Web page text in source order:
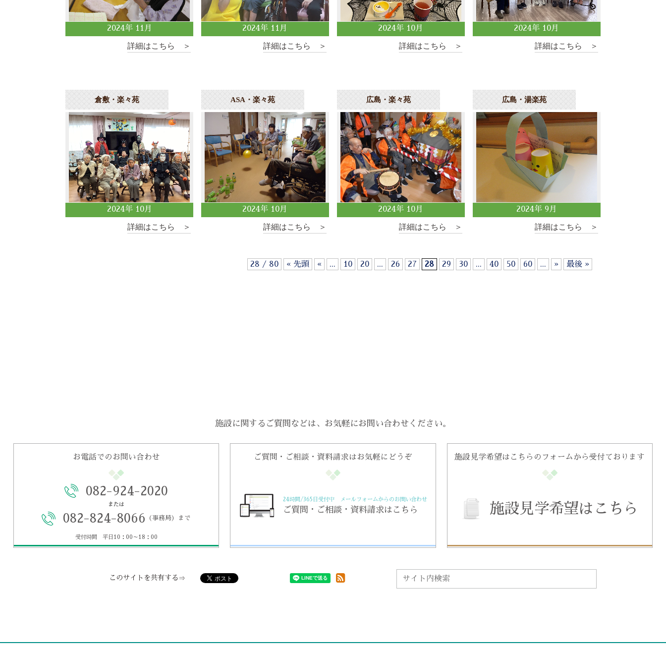
2024年 11月
詳細はこちら ＞
2024年 11月
詳細はこちら ＞
2024年 10月
詳細はこちら ＞
2024年 10月
詳細はこちら ＞
倉敷・楽々苑
2024年 10月
詳細はこちら ＞
ASA・楽々苑
2024年 10月
詳細はこちら ＞
広島・楽々苑
2024年 10月
詳細はこちら ＞
広島・湯楽苑
2024年 9月
詳細はこちら ＞
28 / 80 « 先頭 « ... 10 20 ... 26 27 28 29 30 ... 40 50 60 ... » 最後 »
施設に関するご質問などは、 お気軽にお問い合わせください。
お電話でのお問い合わせ
082-924-2020
または
082-824-8066 （事務局）まで
受付時間 平日10：00～18：00
ご質問・ご相談・資料請求はお気軽にどうぞ
24時間/365日受付中 メールフォームからのお問い合わせ
ご質問・ご相談・資料請求はこちら
施設見学希望はこちらのフォームから受付ております
施設見学希望はこちら
このサイトを共有する